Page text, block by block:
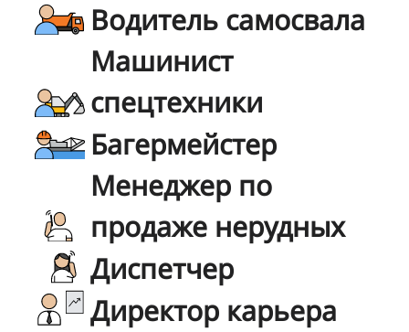
Водитель самосвала
Машинист
спецтехники
Багермейстер
Менеджер по
продаже нерудных
Диспетчер
Директор карьера